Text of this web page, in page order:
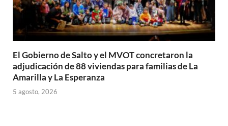
El Gobierno de Salto y el MVOT concretaron la
adjudicación de 88 viviendas para familias de La
Amarilla y La Esperanza
5 agosto, 2026